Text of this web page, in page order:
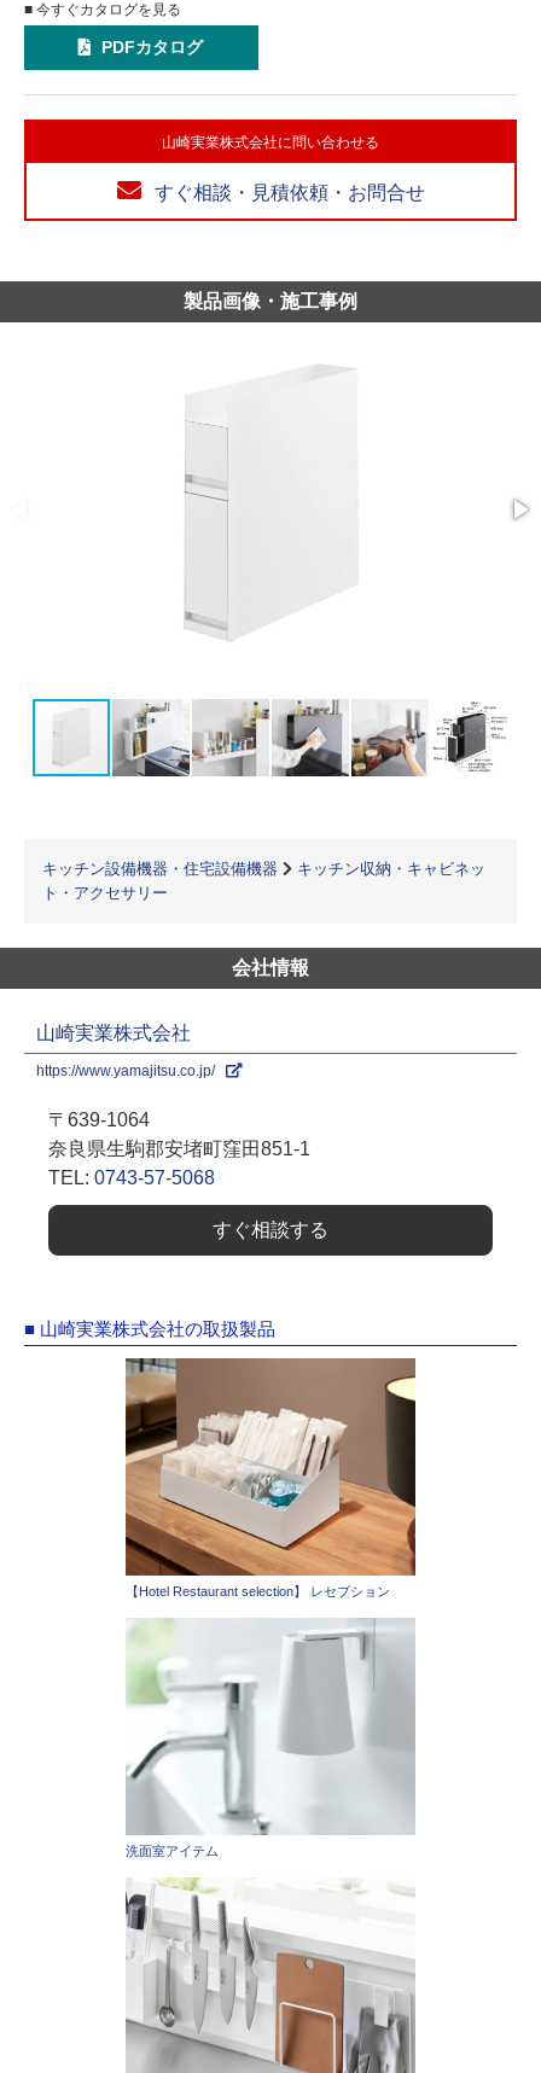
■ 今すぐカタログを見る
PDFカタログ
山崎実業株式会社に問い合わせる
すぐ相談・見積依頼・お問合せ
製品画像・施工事例
キッチン設備機器・住宅設備機器
キッチン収納・キャビネッ
ト・アクセサリー
会社情報
山崎実業株式会社
https://www.yamajitsu.co.jp/
〒639-1064
奈良県生駒郡安堵町窪田851-1
TEL: 0743-57-5068
すぐ相談する
■ 山崎実業株式会社の取扱製品
【Hotel Restaurant selection】 レセプション
洗面室アイテム